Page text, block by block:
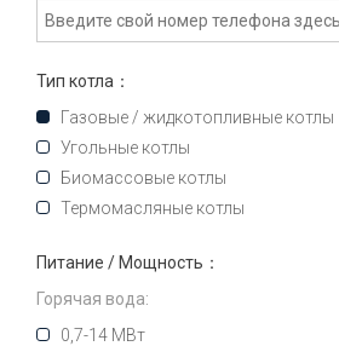
Тип котла：
Газовые / жидкотопливные котлы
Угольные котлы
Биомассовые котлы
Термомасляные котлы
Питание / Мощность：
Горячая вода:
0,7-14 МВт